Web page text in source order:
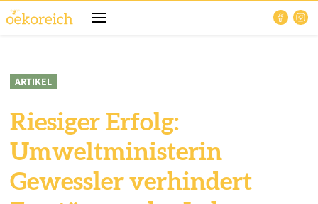
ARTIKEL
Riesiger Erfolg:
Umweltministerin
Gewessler verhindert